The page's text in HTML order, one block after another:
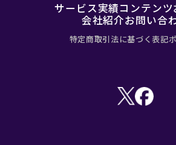
サービス実績コンテンツ
会社紹介お問い合
特定商取引法に基づく表記